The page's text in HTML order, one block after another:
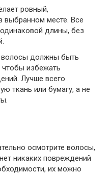
ровный,
выбранном месте. Все
длины, без
должны быть
чтобы избежать
Лучше всего
ткань или бумагу, а не
осмотрите волосы,
никаких повреждений
их можно